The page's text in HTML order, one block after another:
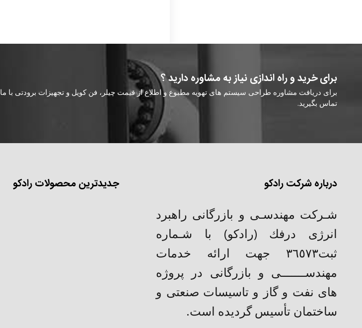
برای خرید و راه اندازی نیاز به مشاوره دارید ؟
برای دریافت مشاوره طراحی سیستم های تهویه مطبوع و اطلاع از قیمت چیلر، فن کویل و تجهیزات برودتی با ما
تماس بگیرید.
درباره شرکت رادکو
شـركت مهندسـی و بازرگانی راهبرد
انرژی درفك (رادکو) با شـماره
ثبت٣٦٥٧٣ جهت ارائه خدمات
مهندســـــــی و بازرگانی در پروژه
های نفت و گاز و تاسیسات صنعتی و
ساختمان تأسیس گردیده است.
جدیدترین محصولات رادکو